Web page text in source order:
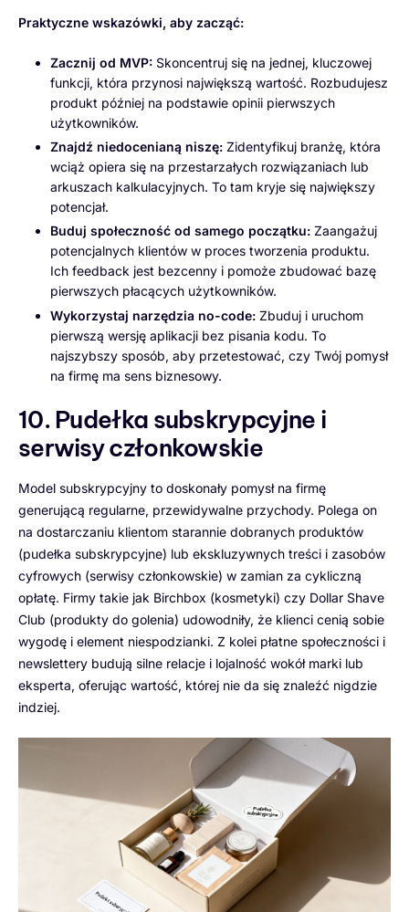
Praktyczne wskazówki, aby zacząć:
Zacznij od MVP: Skoncentruj się na jednej, kluczowej
funkcji, która przynosi największą wartość. Rozbudujesz
produkt później na podstawie opinii pierwszych
użytkowników.
Znajdź niedocenianą niszę: Zidentyfikuj branżę, która
wciąż opiera się na przestarzałych rozwiązaniach lub
arkuszach kalkulacyjnych. To tam kryje się największy
potencjał.
Buduj społeczność od samego początku: Zaangażuj
potencjalnych klientów w proces tworzenia produktu.
Ich feedback jest bezcenny i pomoże zbudować bazę
pierwszych płacących użytkowników.
Wykorzystaj narzędzia no-code: Zbuduj i uruchom
pierwszą wersję aplikacji bez pisania kodu. To
najszybszy sposób, aby przetestować, czy Twój pomysł
na firmę ma sens biznesowy.
10. Pudełka subskrypcyjne i
serwisy członkowskie
Model subskrypcyjny to doskonały pomysł na firmę
generującą regularne, przewidywalne przychody. Polega on
na dostarczaniu klientom starannie dobranych produktów
(pudełka subskrypcyjne) lub ekskluzywnych treści i zasobów
cyfrowych (serwisy członkowskie) w zamian za cykliczną
opłatę. Firmy takie jak Birchbox (kosmetyki) czy Dollar Shave
Club (produkty do golenia) udowodniły, że klienci cenią sobie
wygodę i element niespodzianki. Z kolei płatne społeczności i
newslettery budują silne relacje i lojalność wokół marki lub
eksperta, oferując wartość, której nie da się znaleźć nigdzie
indziej.